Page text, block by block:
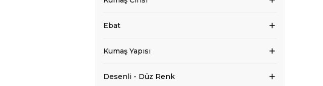
Ebat
Kumaş Yapısı
Desenli - Düz Renk